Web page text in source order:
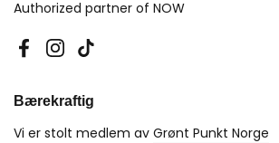
Authorized partner of NOW
Facebook
Instagram
TikTok
Bærekraftig
Vi er stolt medlem av Grønt Punkt Norge